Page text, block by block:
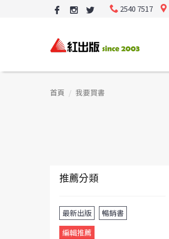
2540 7517
首頁 我要買書
推薦分類
最新出版
暢銷書
編輯推薦